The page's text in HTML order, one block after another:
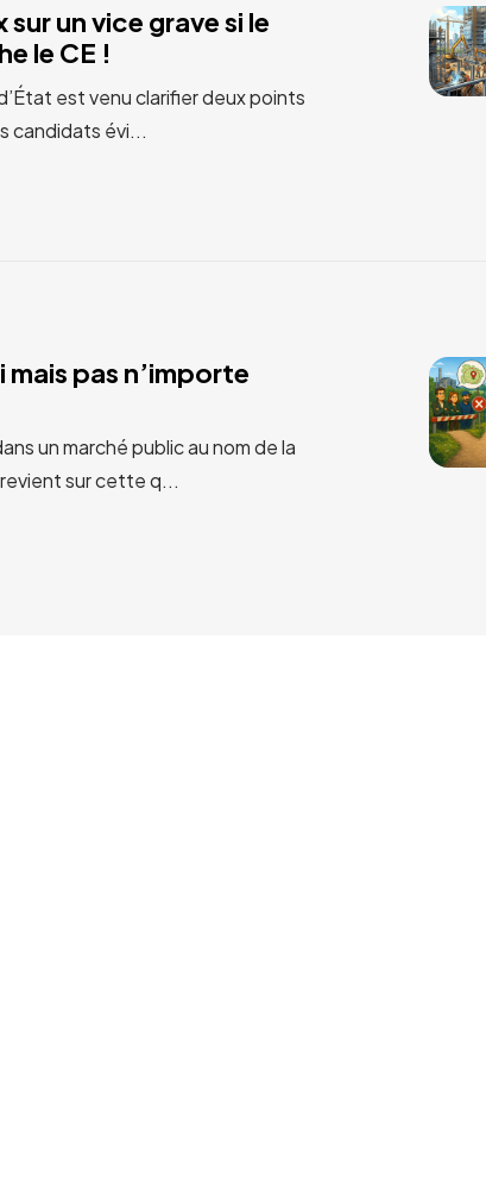
un vice grave si le
le CE !
est venu clarifier deux points
candidats évi...
pas n’importe
un marché public au nom de la
sur cette q...